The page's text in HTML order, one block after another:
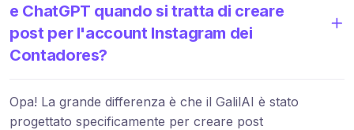
e ChatGPT quando si tratta di creare
post per l'account Instagram dei
Contadores?
Opa! La grande differenza è che il GalilAI è stato
progettato specificamente per creare post